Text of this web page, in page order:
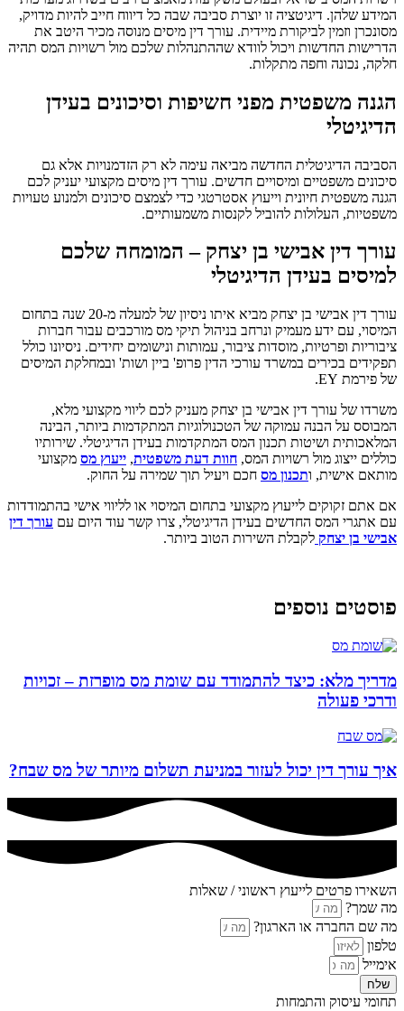
המידע שלהן. דיגיטציה זו יוצרת סביבה שבה כל דיווח חייב להיות מדויק,
מסונכרן וזמין לביקורת מיידית. עורך דין מיסים מנוסה מכיר היטב את
הדרישות החדשות ויכול לוודא שההתנהלות שלכם מול רשויות המס תהיה
חלקה, נכונה וחפה מתקלות.
הגנה משפטית מפני חשיפות וסיכונים בעידן
הדיגיטלי
הסביבה הדיגיטלית החדשה מביאה עימה לא רק הזדמנויות אלא גם
סיכונים משפטיים ומיסויים חדשים. עורך דין מיסים מקצועי יעניק לכם
הגנה משפטית חיונית וייעוץ אסטרטגי כדי לצמצם סיכונים ולמנוע טעויות
משפטיות, העלולות להוביל לקנסות משמעותיים.
עורך דין אבישי בן יצחק – המומחה שלכם
למיסים בעידן הדיגיטלי
עורך דין אבישי בן יצחק מביא איתו ניסיון של למעלה מ-20 שנה בתחום
המיסוי, עם ידע מעמיק ונרחב בניהול תיקי מס מורכבים עבור חברות
ציבוריות ופרטיות, מוסדות ציבור, עמותות ונישומים יחידים. ניסיונו כולל
תפקידים בכירים במשרד עורכי הדין פרופ' ביין ושות' ובמחלקת המיסים
של פירמת EY.
משרדו של עורך דין אבישי בן יצחק מעניק לכם ליווי מקצועי מלא,
המבוסס על הבנה עמוקה של הטכנולוגיות המתקדמות ביותר, הבינה
המלאכותית ושיטות תכנון המס המתקדמות בעידן הדיגיטלי. שירותיו
כוללים ייצוג מול רשויות המס, חוות דעת משפטית, ייעוץ מס מקצועי
מותאם אישית, ותכנון מס חכם ויעיל תוך שמירה על החוק.
אם אתם זקוקים לייעוץ מקצועי בתחום המיסוי או לליווי אישי בהתמודדות
עם אתגרי המס החדשים בעידן הדיגיטלי, צרו קשר עוד היום עם עורך דין
אבישי בן יצחק לקבלת השירות הטוב ביותר.
פוסטים נוספים
מדריך מלא: כיצד להתמודד עם שומת מס מופרזת – זכויות
ודרכי פעולה
איך עורך דין יכול לעזור במניעת תשלום מיותר של מס שבח?
השאירו פרטים לייעוץ ראשוני / שאלות
מה שמך?
מה שם החברה או הארגון?
טלפון
אימייל
שלח
תחומי עיסוק והתמחות